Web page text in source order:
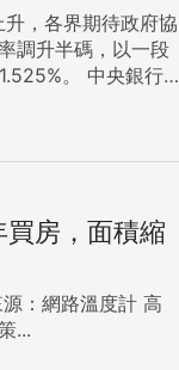
，各界期待政府協
調升半碼，以一段
中央銀行
行辦理的青年安心
基準利率）加上
年3月23日起，由
自有住宅的家庭，
本次基準利率由原
調升0.97%，適
房，面積縮
網路溫度計 高
...